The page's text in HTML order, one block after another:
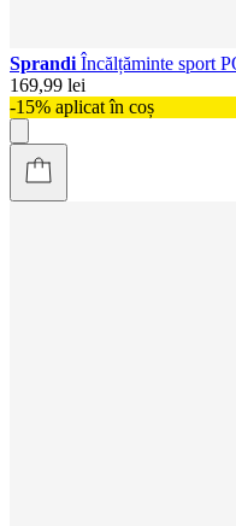
Sprandi Încălțăminte sport
169,99 lei
-15% aplicat în coș